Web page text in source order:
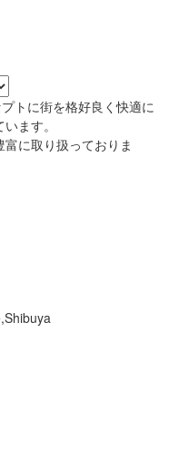
トに街を格好良く快適に
ます。
に取り扱っておりま